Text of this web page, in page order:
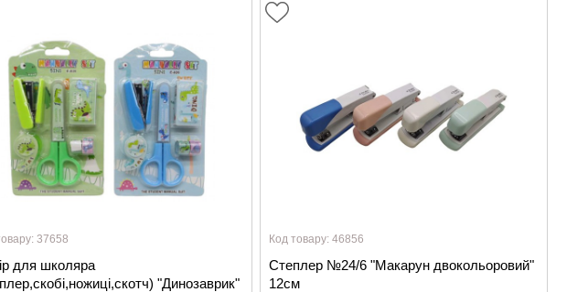
37658
для школяра
"Динозаврик"
Код товару: 46856
Степлер №24/6 "Макарун двокольоровий"
12см